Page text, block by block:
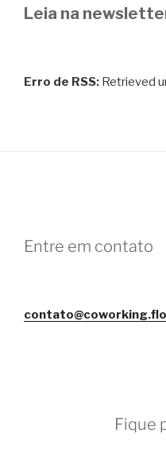
Leia na
Erro de RSS: Retrieved
Entre em contato
Fique